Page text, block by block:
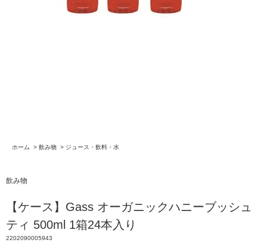
ホーム > 飲み物 > ジュース・飲料・水
飲み物
【ケース】Gass オーガニックハニーブッシュ
ティ 500ml 1箱24本入り
2202090005943